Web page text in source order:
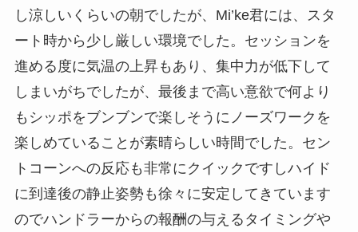
し涼しいくらいの朝でしたが、Mi’ke君には、スタ
ート時から少し厳しい環境でした。セッションを
進める度に気温の上昇もあり、集中力が低下して
しまいがちでしたが、最後まで高い意欲で何より
もシッポをブンブンで楽しそうにノーズワークを
楽しめていることが素晴らしい時間でした。セン
トコーンへの反応も非常にクイックですしハイド
に到達後の静止姿勢も徐々に安定してきています
のでハンドラーからの報酬の与えるタイミングや